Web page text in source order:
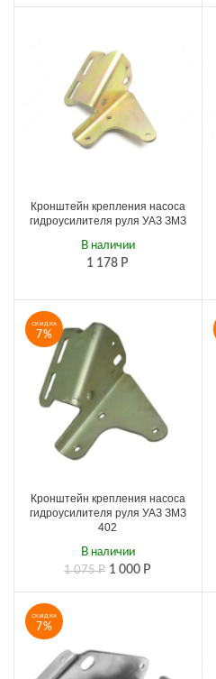
Кронштейн крепления насоса
гидроусилителя руля УАЗ ЗМЗ
1 178 Р
В наличии
СКИДКА
7%
Кронштейн крепления насоса
гидроусилителя руля УАЗ ЗМЗ
402
1 075Р 1 000 Р
В наличии
СКИДКА
7%